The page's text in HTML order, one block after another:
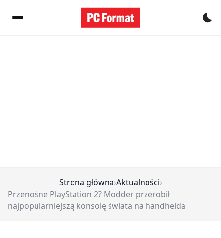
Strona główna›Aktualności›
Przenośne PlayStation 2? Modder przerobił
najpopularniejszą konsolę świata na handhelda